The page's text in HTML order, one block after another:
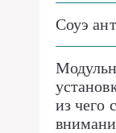
Соуэ
из чего